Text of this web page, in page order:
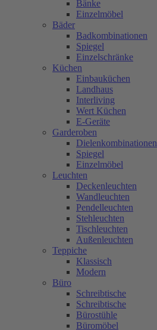
Bänke
Einzelmöbel
Bäder
Badkombinationen
Spiegel
Einzelschränke
Küchen
Einbauküchen
Landhaus
Interliving
Wert Küchen
E-Geräte
Garderoben
Dielenkombinationen
Spiegel
Einzelmöbel
Leuchten
Deckenleuchten
Wandleuchten
Pendelleuchten
Stehleuchten
Tischleuchten
Außenleuchten
Teppiche
Klassisch
Modern
Büro
Schreibtische
Schreibtische
Bürostühle
Büromöbel